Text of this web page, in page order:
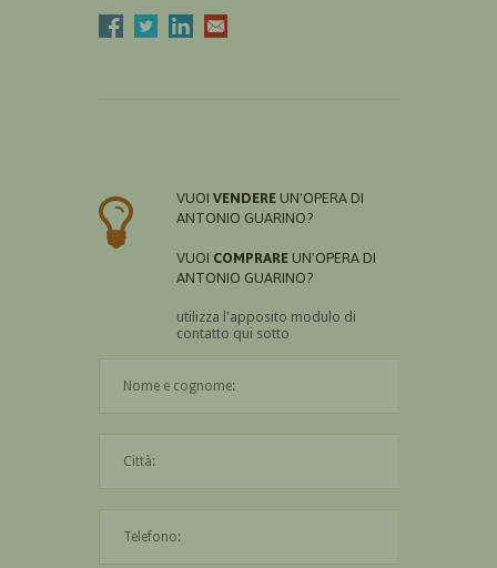
VUOI VENDERE UN'OPERA DI
ANTONIO GUARINO?
VUOI COMPRARE UN'OPERA DI
ANTONIO GUARINO?
utilizza l'apposito modulo di
contatto qui sotto